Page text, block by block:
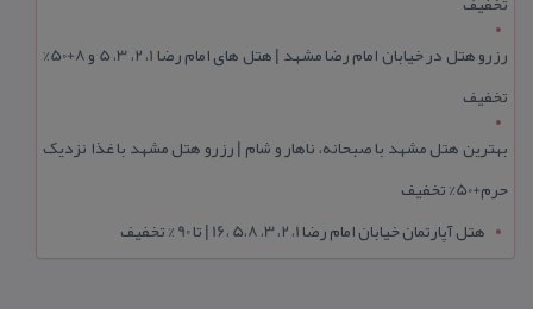
رزرو هتل در خیابان امام رضا مشهد | هتل‌ های امام رضا 1، 2، 3، 5 و 8+50%
تخفیف
بهترین هتل مشهد با صبحانه، ناهار و شام | رزرو هتل مشهد با غذا نزدیک
حرم+50% تخفیف
هتل آپارتمان خیابان امام رضا 1، 2، 3، 5،8 ،16 | تا 90 % تخفیف